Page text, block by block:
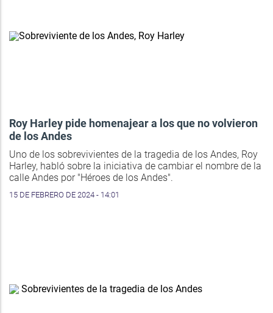
Roy Harley pide homenajear a los que no volvieron
de los Andes
Uno de los sobrevivientes de la tragedia de los Andes, Roy
Harley, habló sobre la iniciativa de cambiar el nombre de la
calle Andes por "Héroes de los Andes".
15 DE FEBRERO DE 2024 - 14:01